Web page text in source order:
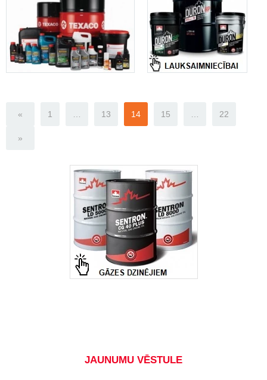
« 1 13 14 15 22
»
JAUNUMU VĒSTULE